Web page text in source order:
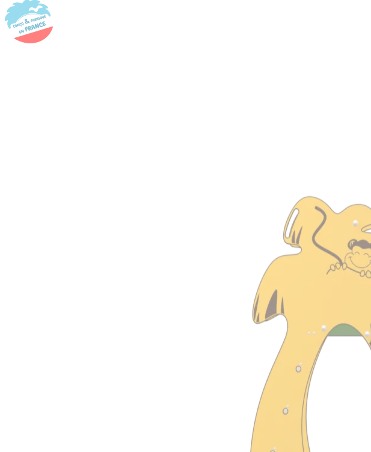
La végétalisation des cours d’école
Nos matériaux
Nos fonctions ludiques & sportives
Les questions fréquentes